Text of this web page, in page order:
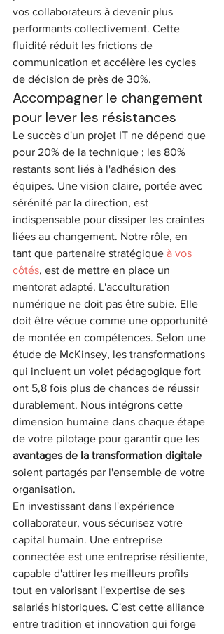
vos collaborateurs à devenir plus
performants collectivement. Cette
fluidité réduit les frictions de
communication et accélère les cycles
de décision de près de 30%.
Accompagner le changement
pour lever les résistances
Le succès d'un projet IT ne dépend que
pour 20% de la technique ; les 80%
restants sont liés à l'adhésion des
équipes. Une vision claire, portée avec
sérénité par la direction, est
indispensable pour dissiper les craintes
liées au changement. Notre rôle, en
tant que partenaire stratégique à vos
côtés, est de mettre en place un
mentorat adapté. L'acculturation
numérique ne doit pas être subie. Elle
doit être vécue comme une opportunité
de montée en compétences. Selon une
étude de McKinsey, les transformations
qui incluent un volet pédagogique fort
ont 5,8 fois plus de chances de réussir
durablement. Nous intégrons cette
dimension humaine dans chaque étape
de votre pilotage pour garantir que les
avantages de la transformation digitale
soient partagés par l'ensemble de votre
organisation.
En investissant dans l'expérience
collaborateur, vous sécurisez votre
capital humain. Une entreprise
connectée est une entreprise résiliente,
capable d'attirer les meilleurs profils
tout en valorisant l'expertise de ses
salariés historiques. C'est cette alliance
entre tradition et innovation qui forge